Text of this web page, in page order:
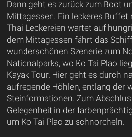
Dann geht es zurück zum Boot
Mittagessen. Ein leckeres Buffet
Thai-Leckereien wartet auf
dem Mittagessen fährt das
wunderschönen Szenerie zum
Nationalparks, wo Ko Tai Plao
Kayak-Tour. Hier geht es durch
aufregende Höhlen, entlang der
Steinformationen. Zum
Gelegenheit in der
um Ko Tai Plao zu schnorcheln.